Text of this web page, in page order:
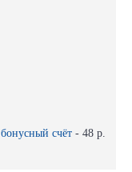
бонусный счёт - 48 р.